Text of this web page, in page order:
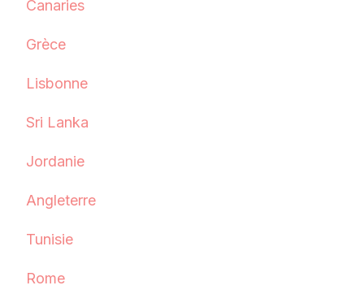
Canaries
Grèce
Lisbonne
Sri Lanka
Jordanie
Angleterre
Tunisie
Rome